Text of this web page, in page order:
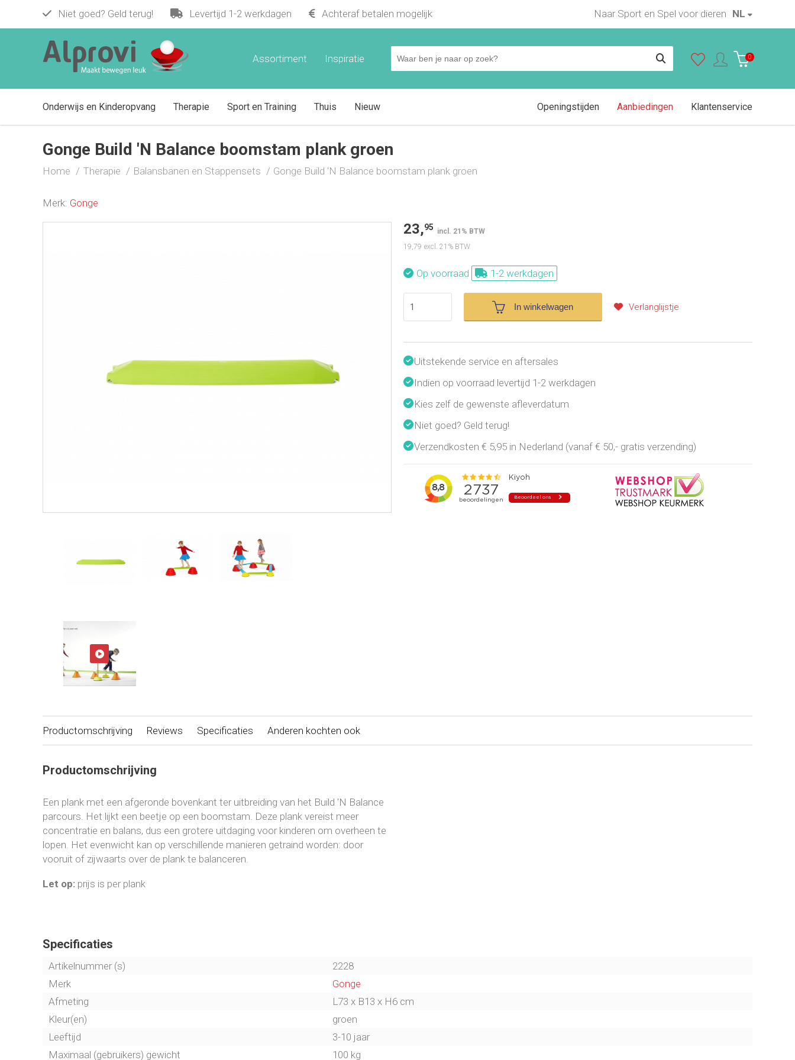
Niet goed? Geld terug! Levertijd 1-2 werkdagen Achteraf betalen mogelijk NL
Naar Sport en Spel voor dieren
0
Inspiratie
Assortiment
Onderwijs en Kinderopvang Therapie Sport en Training Thuis Nieuw Klantenservice
Aanbiedingen
Openingstijden
Gonge Build 'N Balance boomstam plank groen
Home Therapie Balansbanen en Stappensets Gonge Build 'N Balance boomstam plank groen
Merk: Gonge
23,95 incl. 21% BTW
19,79 excl. 21% BTW
Op voorraad 1-2 werkdagen
In winkelwagen Verlanglijstje
Uitstekende service en aftersales
Indien op voorraad levertijd 1-2 werkdagen
Kies zelf de gewenste afleverdatum
Niet goed? Geld terug!
Verzendkosten € 5,95 in Nederland (vanaf € 50,- gratis verzending)
Productomschrijving Reviews Specificaties Anderen kochten ook
Productomschrijving
Een plank met een afgeronde bovenkant ter uitbreiding van het Build 'N Balance
parcours. Het lijkt een beetje op een boomstam. Deze plank vereist meer
concentratie en balans, dus een grotere uitdaging voor kinderen om overheen te
lopen. Het evenwicht kan op verschillende manieren getraind worden: door
vooruit of zijwaarts over de plank te balanceren.
Let op: prijs is per plank
Specificaties
Artikelnummer (s)
2228
Merk
Gonge
Afmeting
L73 x B13 x H6 cm
Kleur(en)
groen
Leeftijd
3-10 jaar
Maximaal (gebruikers) gewicht
100 kg
Gonge Build 'N Balance boomstam plank groen
€ 23,95